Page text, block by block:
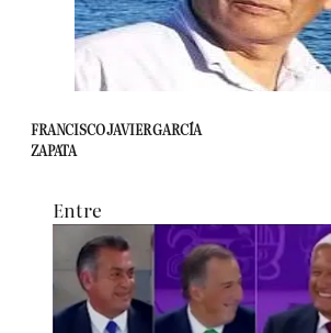
FRANCISCO JAVIER GARCÍA
ZAPATA
Entre